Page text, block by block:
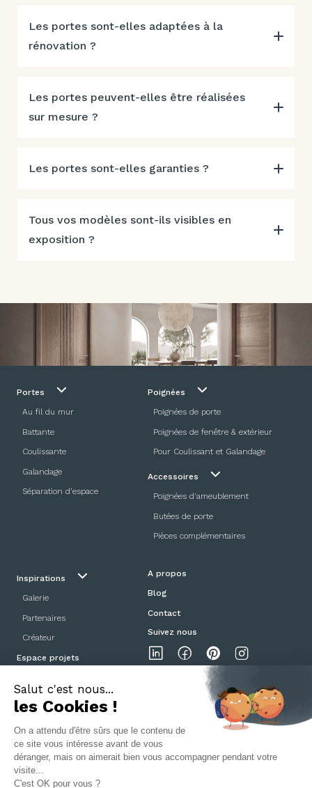
Les portes sont-elles adaptées à la
rénovation ?
Les portes peuvent-elles être réalisées
sur mesure ?
Les portes sont-elles garanties ?
Tous vos modèles sont-ils visibles en
exposition ?
Portes
Au fil du mur
Battante
Coulissante
Galandage
Séparation d’espace
Poignées
Poignées de porte
Poignées de fenêtre & extérieur
Pour Coulissant et Galandage
Accessoires
Poignées d'ameublement
Butées de porte
Pièces complémentaires
Inspirations
Galerie
Partenaires
Créateur
Espace projets
A propos
Blog
Contact
Suivez nous
Mentions légalesPolitique de confidentialitéCGV